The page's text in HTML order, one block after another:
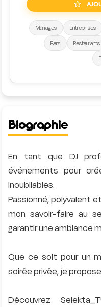
Mariages Entreprises
Bars
Restaurants
Biographie
En tant que DJ
événements pour
inoubliables.
Passionné, polyvalent
mon savoir-faire au
garantir une ambiance
Que ce soit pour un
soirée privée, je
Découvrez